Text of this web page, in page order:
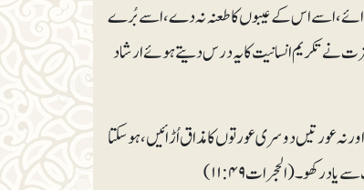
اسے اس کے عیبوں کا طعنہ نہ دے، اسے بُرے
نے تکریم انسانیت کا یہ درس دیتے ہوئے ارشاد
نہ عورتیں دوسری عورتوں کا مذاق اُڑائیں، ہوسکتا
: ۱۱)